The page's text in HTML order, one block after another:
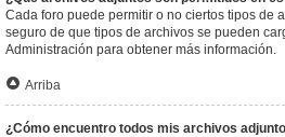
Cada foro puede permitir o no ciertos tipos de
seguro de que tipos de archivos se pueden
Administración para obtener más información.
Arriba
¿Cómo encuentro todos mis archivos